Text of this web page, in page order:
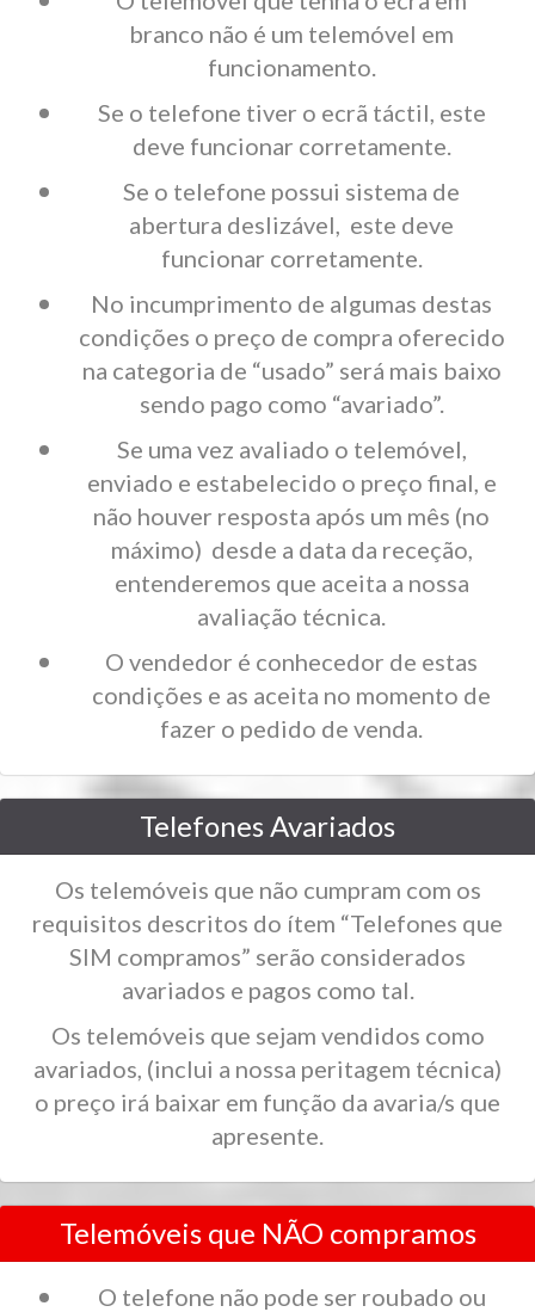
branco não é um telemóvel em
funcionamento.
Se o telefone tiver o ecrã táctil, este
deve funcionar corretamente.
Se o telefone possui sistema de
abertura deslizável, este deve
funcionar corretamente.
No incumprimento de algumas destas
condições o preço de compra oferecido
na categoria de “usado” será mais baixo
sendo pago como “avariado”.
Se uma vez avaliado o telemóvel,
enviado e estabelecido o preço final, e
não houver resposta após um mês (no
máximo) desde a data da receção,
entenderemos que aceita a nossa
avaliação técnica.
O vendedor é conhecedor de estas
condições e as aceita no momento de
fazer o pedido de venda.
Telefones Avariados
Os telemóveis que não cumpram com os
requisitos descritos do ítem “Telefones que
SIM compramos” serão considerados
avariados e pagos como tal.
Os telemóveis que sejam vendidos como
avariados, (inclui a nossa peritagem técnica)
o preço irá baixar em função da avaria/s que
apresente.
Telemóveis que NÃO compramos
O telefone não pode ser roubado ou